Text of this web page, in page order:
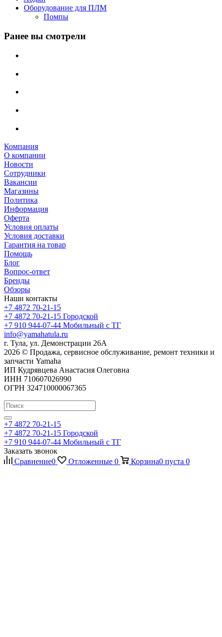
Оборудование для ПЛМ
Помпы
Ранее вы смотрели
Компания
О компании
Новости
Сотрудники
Вакансии
Магазины
Политика
Информация
Оферта
Условия оплаты
Условия доставки
Гарантия на товар
Помощь
Блог
Вопрос-ответ
Бренды
Обзоры
Наши контакты
+7 4872 70-21-15
+7 4872 70-21-15 Городской
+7 910 944-07-44 Мобильный с ТГ
info@yamahatula.ru
г. Тула, ул. Демонстрации 26А
2026 © Продажа, сервисное обслуживание, ремонт техники и
запчасти Yamaha
ИП Кудрявцева Анастасия Олеговна
ИНН 710607026990
ОГРН 324710000067365
+7 4872 70-21-15
+7 4872 70-21-15 Городской
+7 910 944-07-44 Мобильный с ТГ
Заказать звонок
Сравнение0 Отложенные 0 Корзина0 пуста 0